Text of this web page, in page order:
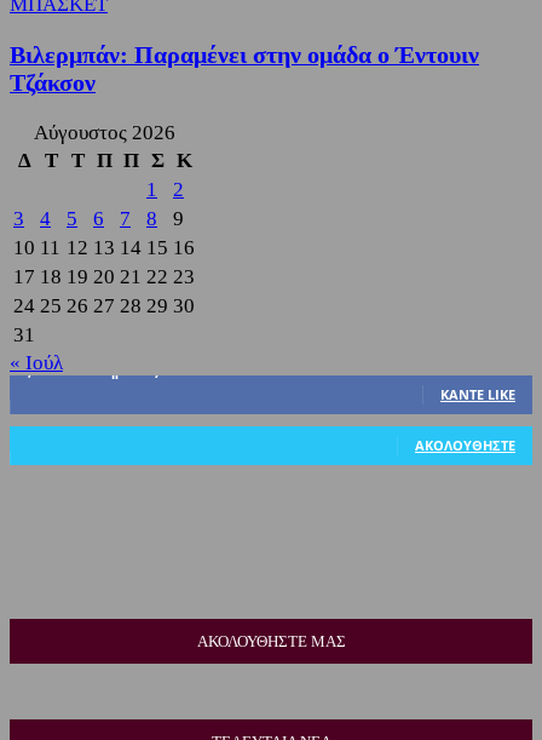
ΜΠΑΣΚΕΤ
Βιλερμπάν: Παραμένει στην ομάδα ο Έντουιν
Τζάκσον
Αύγουστος 2026
Δ
Τ Τ Π Π Σ Κ
1
2
3
4 5 6 7 8
9
10 11 12 13 14 15 16
17 18 19 20 21 22 23
24 25 26 27 28 29 30
31
« Ιούλ
3,822
ΚΆΝΤΕ LIKE
ΑΚΟΛΟΥΘΉΣΤΕ
ΑΚΟΛΟΥΘΗΣΤΕ ΜΑΣ